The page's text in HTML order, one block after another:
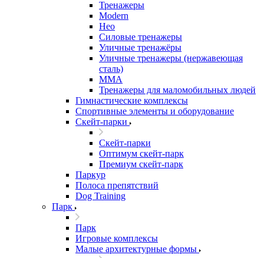
Тренажеры
Modern
Нео
Силовые тренажеры
Уличные тренажёры
Уличные тренажеры (нержавеющая
сталь)
ММА
Тренажеры для маломобильных людей
Гимнастические комплексы
Спортивные элементы и оборудование
Скейт-парки
Скейт-парки
Оптимум скейт-парк
Премиум скейт-парк
Паркур
Полоса препятствий
Dog Training
Парк
Парк
Игровые комплексы
Малые архитектурные формы